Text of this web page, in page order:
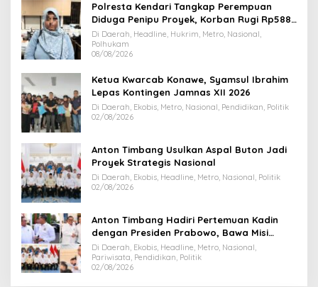
Polresta Kendari Tangkap Perempuan
Diduga Penipu Proyek, Korban Rugi Rp588,1
Juta
Di Daerah, Headline, Hukrim, Metro, Nasional,
Polhukam
08/08/2026
Ketua Kwarcab Konawe, Syamsul Ibrahim
Lepas Kontingen Jamnas XII 2026
Di Daerah, Ekobis, Metro, Nasional, Pendidikan, Politik
02/08/2026
Anton Timbang Usulkan Aspal Buton Jadi
Proyek Strategis Nasional
Di Daerah, Ekobis, Headline, Metro, Nasional, Politik
02/08/2026
Anton Timbang Hadiri Pertemuan Kadin
dengan Presiden Prabowo, Bawa Misi
Majukan Ekonomi Sultra
Di Daerah, Ekobis, Headline, Metro, Nasional,
Pariwisata, Pendidikan, Politik
02/08/2026